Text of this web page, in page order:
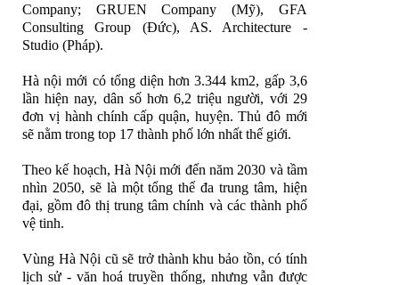
Company; GRUEN Company (Mỹ), GFA
Consulting Group (Đức), AS. Architecture -
Studio (Pháp).
Hà nội mới có tổng diện hơn 3.344 km2, gấp 3,6
lần hiện nay, dân số hơn 6,2 triệu người, với 29
đơn vị hành chính cấp quận, huyện. Thủ đô mới
sẽ nằm trong top 17 thành phố lớn nhất thế giới.
Theo kế hoạch, Hà Nội mới đến năm 2030 và tầm
nhìn 2050, sẽ là một tổng thể đa trung tâm, hiện
đại, gồm đô thị trung tâm chính và các thành phố
vệ tinh.
Vùng Hà Nội cũ sẽ trở thành khu bảo tồn, có tính
lịch sử - văn hoá truyền thống, nhưng vẫn được